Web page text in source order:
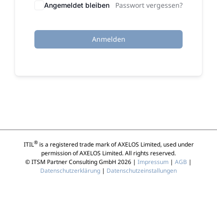
Angemeldet bleiben Passwort vergessen?
Anmelden
ITIL®is a registered trade mark of AXELOS Limited, used under
permission of AXELOS Limited. All rights reserved.
© ITSM Partner Consulting GmbH 2026 | Impressum | AGB |
Datenschutzerklärung | Datenschutzeinstallungen